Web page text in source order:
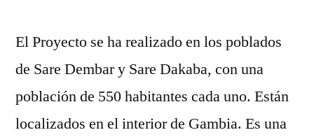
El Proyecto se ha realizado en los poblados
de Sare Dembar y Sare Dakaba, con una
población de 550 habitantes cada uno. Están
localizados en el interior de Gambia. Es una